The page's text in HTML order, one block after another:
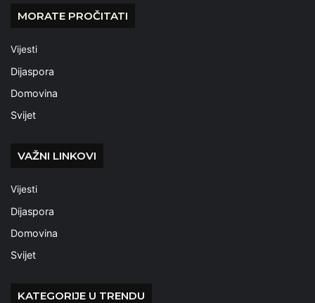
MORATE PROČITATI
Vijesti
Dijaspora
Domovina
Svijet
VAŽNI LINKOVI
Vijesti
Dijaspora
Domovina
Svijet
KATEGORIJE U TRENDU